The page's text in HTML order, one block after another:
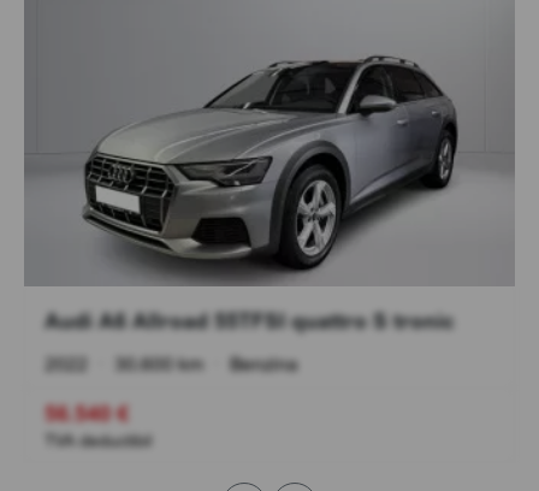
Audi A6 Allroad 55TFSI quattro S tronic
2022 30.600 km Benzina
56.540 €
TVA deductibil